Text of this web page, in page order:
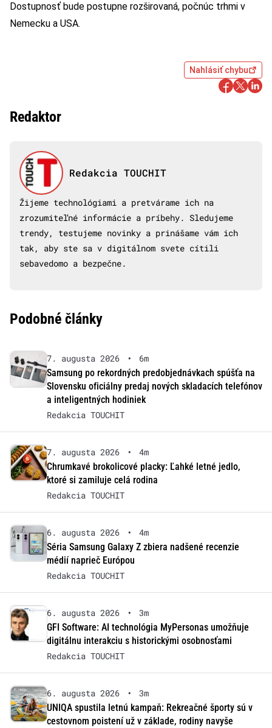
Dostupnosť bude postupne rozširovaná, počnúc trhmi v
Nemecku a USA.
Nahlásiť chybu
Redaktor
Redakcia TOUCHIT
Žijeme technológiami a pretvárame ich na
zrozumiteľné informácie a príbehy. Sledujeme
trendy, testujeme novinky a prinášame vám ich
tak, aby ste sa v digitálnom svete cítili
sebavedomo a bezpečne.
Podobné články
7. augusta 2026 •
6m
Samsung po rekordných predobjednávkach spúšťa na
Slovensku oficiálny predaj nových skladacích telefónov
a inteligentných hodiniek
Redakcia TOUCHIT
7. augusta 2026 •
4m
Chrumkavé brokolicové placky: Ľahké letné jedlo,
ktoré si zamiluje celá rodina
Redakcia TOUCHIT
6. augusta 2026 •
4m
Séria Samsung Galaxy Z zbiera nadšené recenzie
médií naprieč Európou
Redakcia TOUCHIT
6. augusta 2026 •
3m
GFI Software: AI technológia MyPersonas umožňuje
digitálnu interakciu s historickými osobnosťami
Redakcia TOUCHIT
6. augusta 2026 •
3m
UNIQA spustila letnú kampaň: Rekreačné športy sú v
cestovnom poistení už v základe, rodiny navyše